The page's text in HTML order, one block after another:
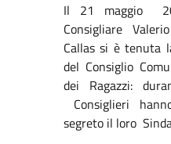
Il 21 maggio
Consigliare
Callas si è tenuta
del Consiglio
dei Ragazzi:
Consiglieri
segreto il loro